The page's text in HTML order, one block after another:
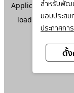
สำหรับพัฒน
มอบประส
ประกาศกา
ตั้ง
Application error:
loading